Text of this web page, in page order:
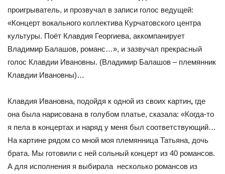
проигрыватель, и прозвучал в записи голос ведущей:
«Концерт вокального коллектива Курчатовского центра
культуры. Поёт Клавдия Георгиева, аккомпанирует
Владимир Балашов, романс…», и зазвучал прекрасный
голос Клавдии Ивановны. (Владимир Балашов – племянник
Клавдии Ивановны)…
Клавдия Ивановна, подойдя к одной из своих картин, где
она была нарисована в голубом платье, сказала: «Когда-то
я пела в концертах и наряд у меня был соответствующий…
На картине рядом со мной моя племянница Татьяна, дочь
брата. Мы готовили с ней сольный концерт из 40 романсов.
А для исполнения я выбирала несколько романсов из